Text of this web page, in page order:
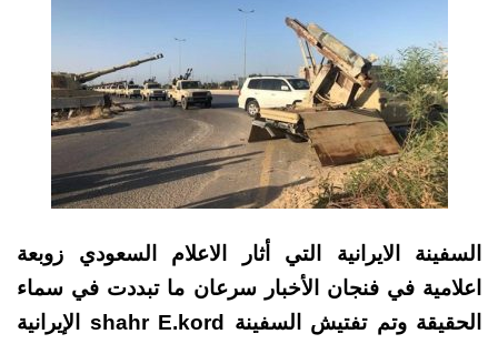
السفينة الايرانية التي أثار الاعلام السعودي زوبعة
اعلامية في فنجان الأخبار سرعان ما تبددت في سماء
الحقيقة وتم تفتيش السفينة shahr E.kord الإيرانية